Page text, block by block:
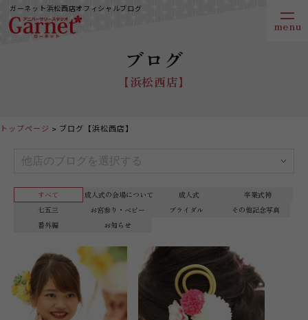
ガーネット浜松西店オフィシャルブログ
ブログ
【浜松西店】
すべて 成人式の会場について 成人式
卒業式袴
七五三
お宮参り・ベビー ブライダル
その他記念写真
番外編
お知らせ
トップページ ブログ【浜松西店】